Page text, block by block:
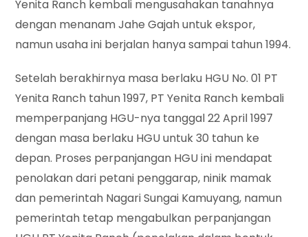
Yenita Ranch kembali mengusahakan tanahnya
dengan menanam Jahe Gajah untuk ekspor,
namun usaha ini berjalan hanya sampai tahun 1994.
Setelah berakhirnya masa berlaku HGU No. 01 PT
Yenita Ranch tahun 1997, PT Yenita Ranch kembali
memperpanjang HGU-nya tanggal 22 April 1997
dengan masa berlaku HGU untuk 30 tahun ke
depan. Proses perpanjangan HGU ini mendapat
penolakan dari petani penggarap, ninik mamak
dan pemerintah Nagari Sungai Kamuyang, namun
pemerintah tetap mengabulkan perpanjangan